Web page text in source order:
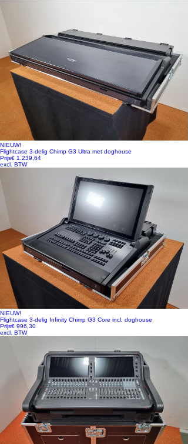
NIEUW!
Flightcase 3-delig Chimp G3 Ultra met doghouse
Prijs€ 1.239,64
excl. BTW
NIEUW!
Flightcase 3-delig Infinity Chimp G3 Core incl. doghouse
Prijs€ 996,30
excl. BTW